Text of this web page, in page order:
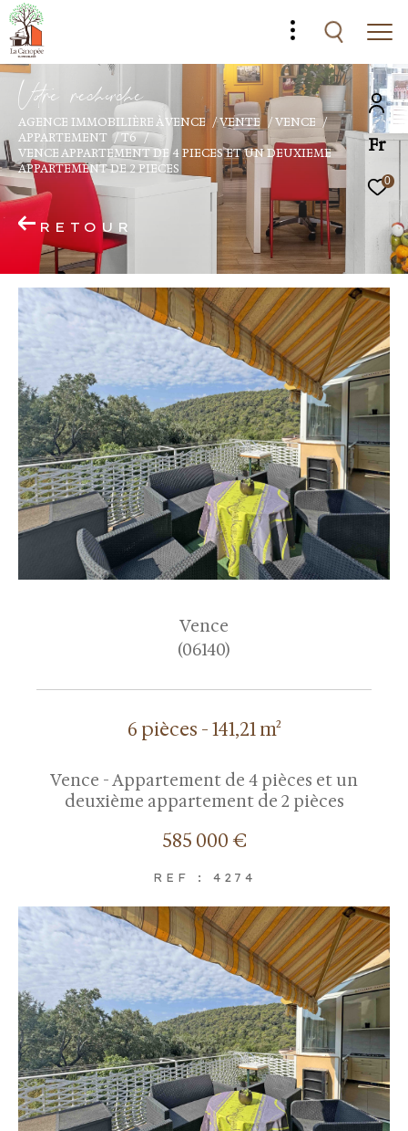
Fr
0
Vore recece
AGENCE IMMOBILIÈRE À VENCE VENTE
VENCE
APPARTEMENT
T6
VENCE APPARTEMENT DE 4 PIECES ET UN DEUXIEME
APPARTEMENT DE 2 PIECES
RETOUR
Vence
(06140)
6 pièces - 141,21 m²
Vence - Appartement de 4 pièces et un
deuxième appartement de 2 pièces
585 000 €
REF : 4274